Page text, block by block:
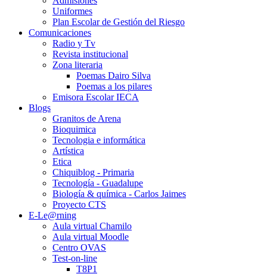
Uniformes
Plan Escolar de Gestión del Riesgo
Comunicaciones
Radio y Tv
Revista institucional
Zona literaria
Poemas Dairo Silva
Poemas a los pilares
Emisora Escolar IECA
Blogs
Granitos de Arena
Bioquimica
Tecnologia e informática
Artística
Etica
Chiquiblog - Primaria
Tecnología - Guadalupe
Biología & química - Carlos Jaimes
Proyecto CTS
E-Le@rning
Aula virtual Chamilo
Aula virtual Moodle
Centro OVAS
Test-on-line
T8P1